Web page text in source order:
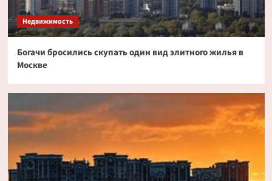
3
токенизированных акциях
Криптовалюта
Криптовалюта
Эксперт PlanB допустил снижение биткоина
до $52 000
Недвижимость
Богачи бросились скупать один вид элитного жилья в
Москве